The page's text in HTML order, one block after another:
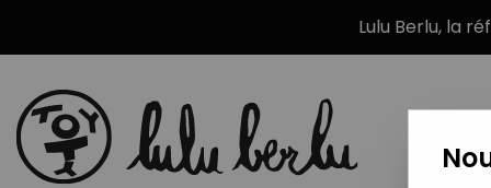
Lulu Berlu, la